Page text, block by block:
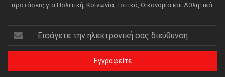
προτάσεις για Πολιτική, Κοινωνία, Τοπικά, Οικονομία και Αθλητικά.
Εισάγετε
την
ηλεκτρονική
διεύθυνση